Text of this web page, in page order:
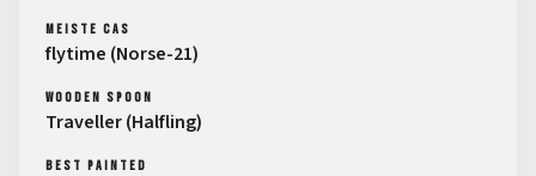
MEISTE CAS
flytime (Norse-21)
WOODEN SPOON
Traveller (Halfling)
BEST PAINTED